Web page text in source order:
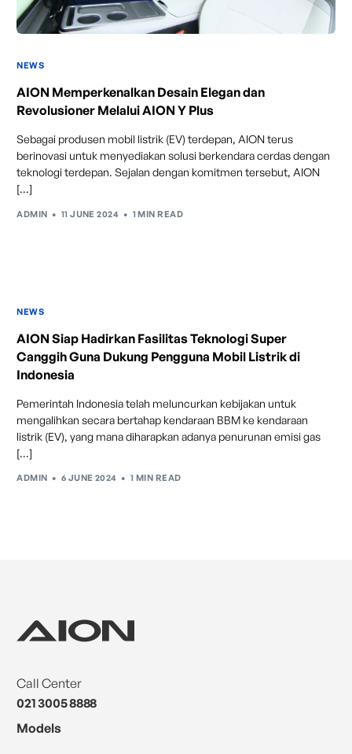
NEWS
AION Memperkenalkan Desain Elegan dan
Revolusioner Melalui AION Y Plus
Sebagai produsen mobil listrik (EV) terdepan, AION terus
berinovasi untuk menyediakan solusi berkendara cerdas dengan
teknologi terdepan. Sejalan dengan komitmen tersebut, AION
[…]
ADMIN 11 JUNE 2024 1 MIN READ
NEWS
AION Siap Hadirkan Fasilitas Teknologi Super
Canggih Guna Dukung Pengguna Mobil Listrik di
Indonesia
Pemerintah Indonesia telah meluncurkan kebijakan untuk
mengalihkan secara bertahap kendaraan BBM ke kendaraan
listrik (EV), yang mana diharapkan adanya penurunan emisi gas
[…]
ADMIN 6 JUNE 2024 1 MIN READ
Call Center
021 3005 8888
Models
Lane Departure Warning + Lane
Keeping Assist
suara langsung pada dashboard jika mobil menyimpang
Saat potensi tabrakan terdeteksi, sistem secara
otomatis akan melakukan pengereman untuk